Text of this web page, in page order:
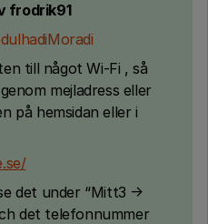
frodrik91
till något Wi-Fi , så
mejladress eller
på hemsidan eller i
det under “Mitt3 →
det telefonnummer